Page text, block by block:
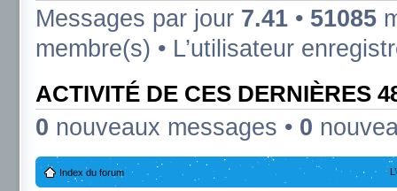
Messages par jour 7.41 • 51085
membre(s) • L’utilisateur
ACTIVITÉ DE CES DERNIÈRES
0 nouveaux messages • 0
Index du forum